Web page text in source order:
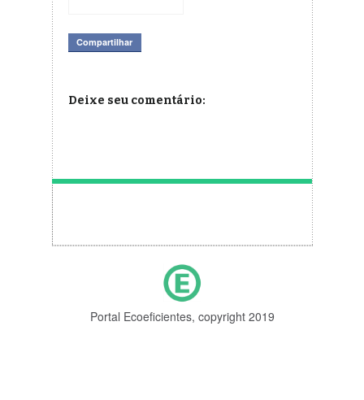
Compartilhar
Deixe seu comentário:
Portal Ecoeficientes, copyright 2019